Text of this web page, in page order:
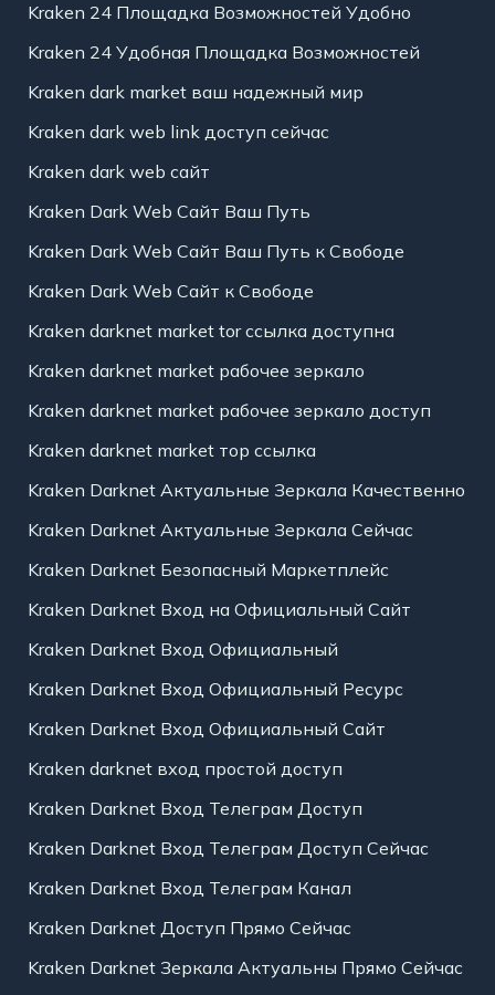
Kraken 24 Площадка Возможностей Удобно
Kraken 24 Удобная Площадка Возможностей
Kraken dark market ваш надежный мир
Kraken dark web link доступ сейчас
Kraken dark web сайт
Kraken Dark Web Сайт Ваш Путь
Kraken Dark Web Сайт Ваш Путь к Свободе
Kraken Dark Web Сайт к Свободе
Kraken darknet market tor ссылка доступна
Kraken darknet market рабочее зеркало
Kraken darknet market рабочее зеркало доступ
Kraken darknet market тор ссылка
Kraken Darknet Актуальные Зеркала Качественно
Kraken Darknet Актуальные Зеркала Сейчас
Kraken Darknet Безопасный Маркетплейс
Kraken Darknet Вход на Официальный Сайт
Kraken Darknet Вход Официальный
Kraken Darknet Вход Официальный Ресурс
Kraken Darknet Вход Официальный Сайт
Kraken darknet вход простой доступ
Kraken Darknet Вход Телеграм Доступ
Kraken Darknet Вход Телеграм Доступ Сейчас
Kraken Darknet Вход Телеграм Канал
Kraken Darknet Доступ Прямо Сейчас
Kraken Darknet Зеркала Актуальны Прямо Сейчас